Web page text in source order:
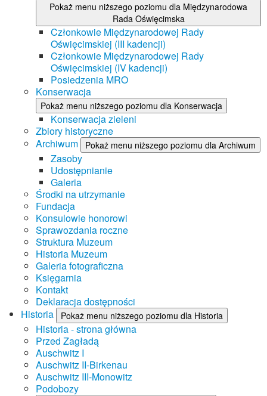
Pokaż menu niższego poziomu dla Międzynarodowa
Rada Oświęcimska
Członkowie Międzynarodowej Rady
Oświęcimskiej (III kadencji)
Członkowie Międzynarodowej Rady
Oświęcimskiej (IV kadencji)
Posiedzenia MRO
Konserwacja
Pokaż menu niższego poziomu dla Konserwacja
Konserwacja zieleni
Zbiory historyczne
Archiwum
Pokaż menu niższego poziomu dla Archiwum
Zasoby
Udostępnianie
Galeria
Środki na utrzymanie
Fundacja
Konsulowie honorowi
Sprawozdania roczne
Struktura Muzeum
Historia Muzeum
Galeria fotograficzna
Księgarnia
Kontakt
Deklaracja dostępności
Historia
Pokaż menu niższego poziomu dla Historia
Historia - strona główna
Przed Zagładą
Auschwitz I
Auschwitz II-Birkenau
Auschwitz III-Monowitz
Podobozy